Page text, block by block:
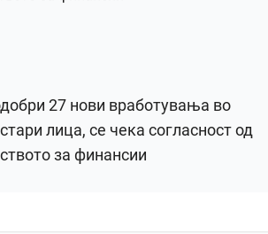
27 нови вработувања во
лица, се чека согласност од
за финансии